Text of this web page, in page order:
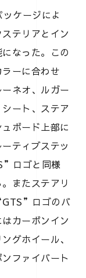
ケージによ
テリアとイン
なった。この
ーに合わせ
ネオ、ルガー
ート、ステア
ボード上部に
ティブステッ
ロゴと同様
またステアリ
ロゴのバ
カーボンイン
グホイール、
ファイバート